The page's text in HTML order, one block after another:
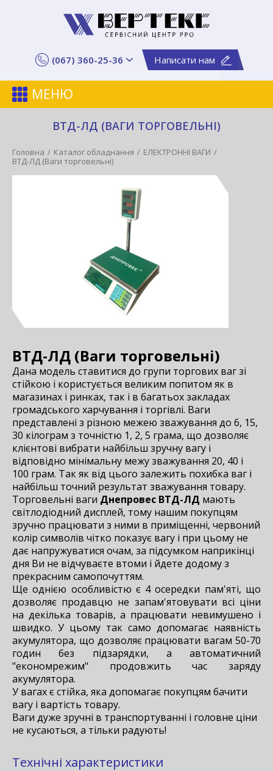
(067) 360-25-36 Написати нам
МЕНЮ
ВТД-ЛД (ВАГИ ТОРГОВЕЛЬНІ)
Головна Каталог обладнання
ЕЛЕКТРОННІ ВАГИ
ВТД-ЛД (Ваги торговельні)
ВТД-ЛД (Ваги торговельні)
Дана модель ставитися до групи торгових ваг зі
стійкою і користується великим попитом як в
магазинах і ринках, так і в багатьох закладах
громадського харчування і торгівлі. Ваги
представлені з різною межею зважування до 6, 15,
30 кілограм з точністю 1, 2, 5 грама, що дозволяє
клієнтові вибрати найбільш зручну вагу і
відповідно мінімальну межу зважування 20, 40 і
100 грам. Так як від цього залежить похибка ваг і
найбільш точний результат зважування товару.
Торговельні ваги Днепровес ВТД-ЛД мають
світлодіодний дисплей, тому нашим покупцям
зручно працювати з ними в приміщенні, червоний
колір символів чітко показує вагу і при цьому не
дає напружуватися очам, за підсумком наприкінці
дня Ви не відчуваєте втоми і йдете додому з
прекрасним самопочуттям.
Ще однією особливістю є 4 осередки пам'яті, що
дозволяє продавцю не запам'ятовувати всі ціни
на декілька товарів, а працювати невимушено і
швидко. У цьому так само допомагає наявність
акумулятора, що дозволяє працювати вагам 50-70
годин без підзарядки, а автоматичний
"економрежим" продовжить час заряду
акумулятора.
У вагах є стійка, яка допомагає покупцям бачити
вагу і вартість товару.
Ваги дуже зручні в транспортуванні і головне ціни
не кусаються, а тільки радують!
Технічні характеристики